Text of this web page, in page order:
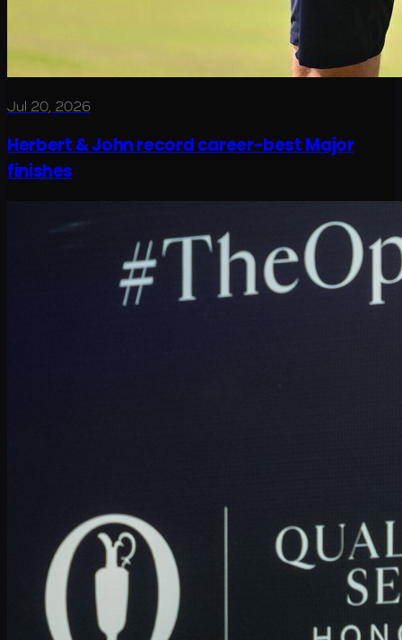
Jul 20, 2026
Herbert & John record career-best Major
finishes